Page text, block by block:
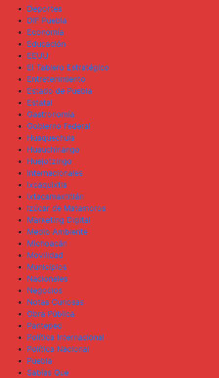
Deportes
DIF Puebla
Economía
Educación
EEUU
El Tablero Estratégico
Entretenimiento
Estado de Puebla
Estatal
Gastronomía
Gobierno Federal
Huaquechula
Huauchinango
Huejotzingo
Internacionales
Ixcaquixtla
Ixtacamaxtitlán
Izúcar de Matamoros
Marketing Digital
Medio Ambiente
Michoacán
Movilidad
Municipios
Nacionales
Negocios
Notas Curiosas
Obra Pública
Pantepec
Política Internacional
Política Nacional
Puebla
Sabías Que